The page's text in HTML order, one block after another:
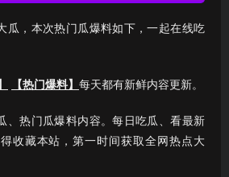
瓜，本次热门瓜爆料如下，一起在线吃
【热门爆料】 每天都有新鲜内容更新。
、热门瓜爆料内容。每日吃瓜、看最新
收藏本站，第一时间获取全网热点大